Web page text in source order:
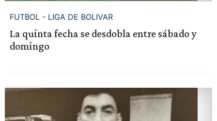
FUTBOL - LIGA DE BOLIVAR
La quinta fecha se desdobla entre sábado y
domingo